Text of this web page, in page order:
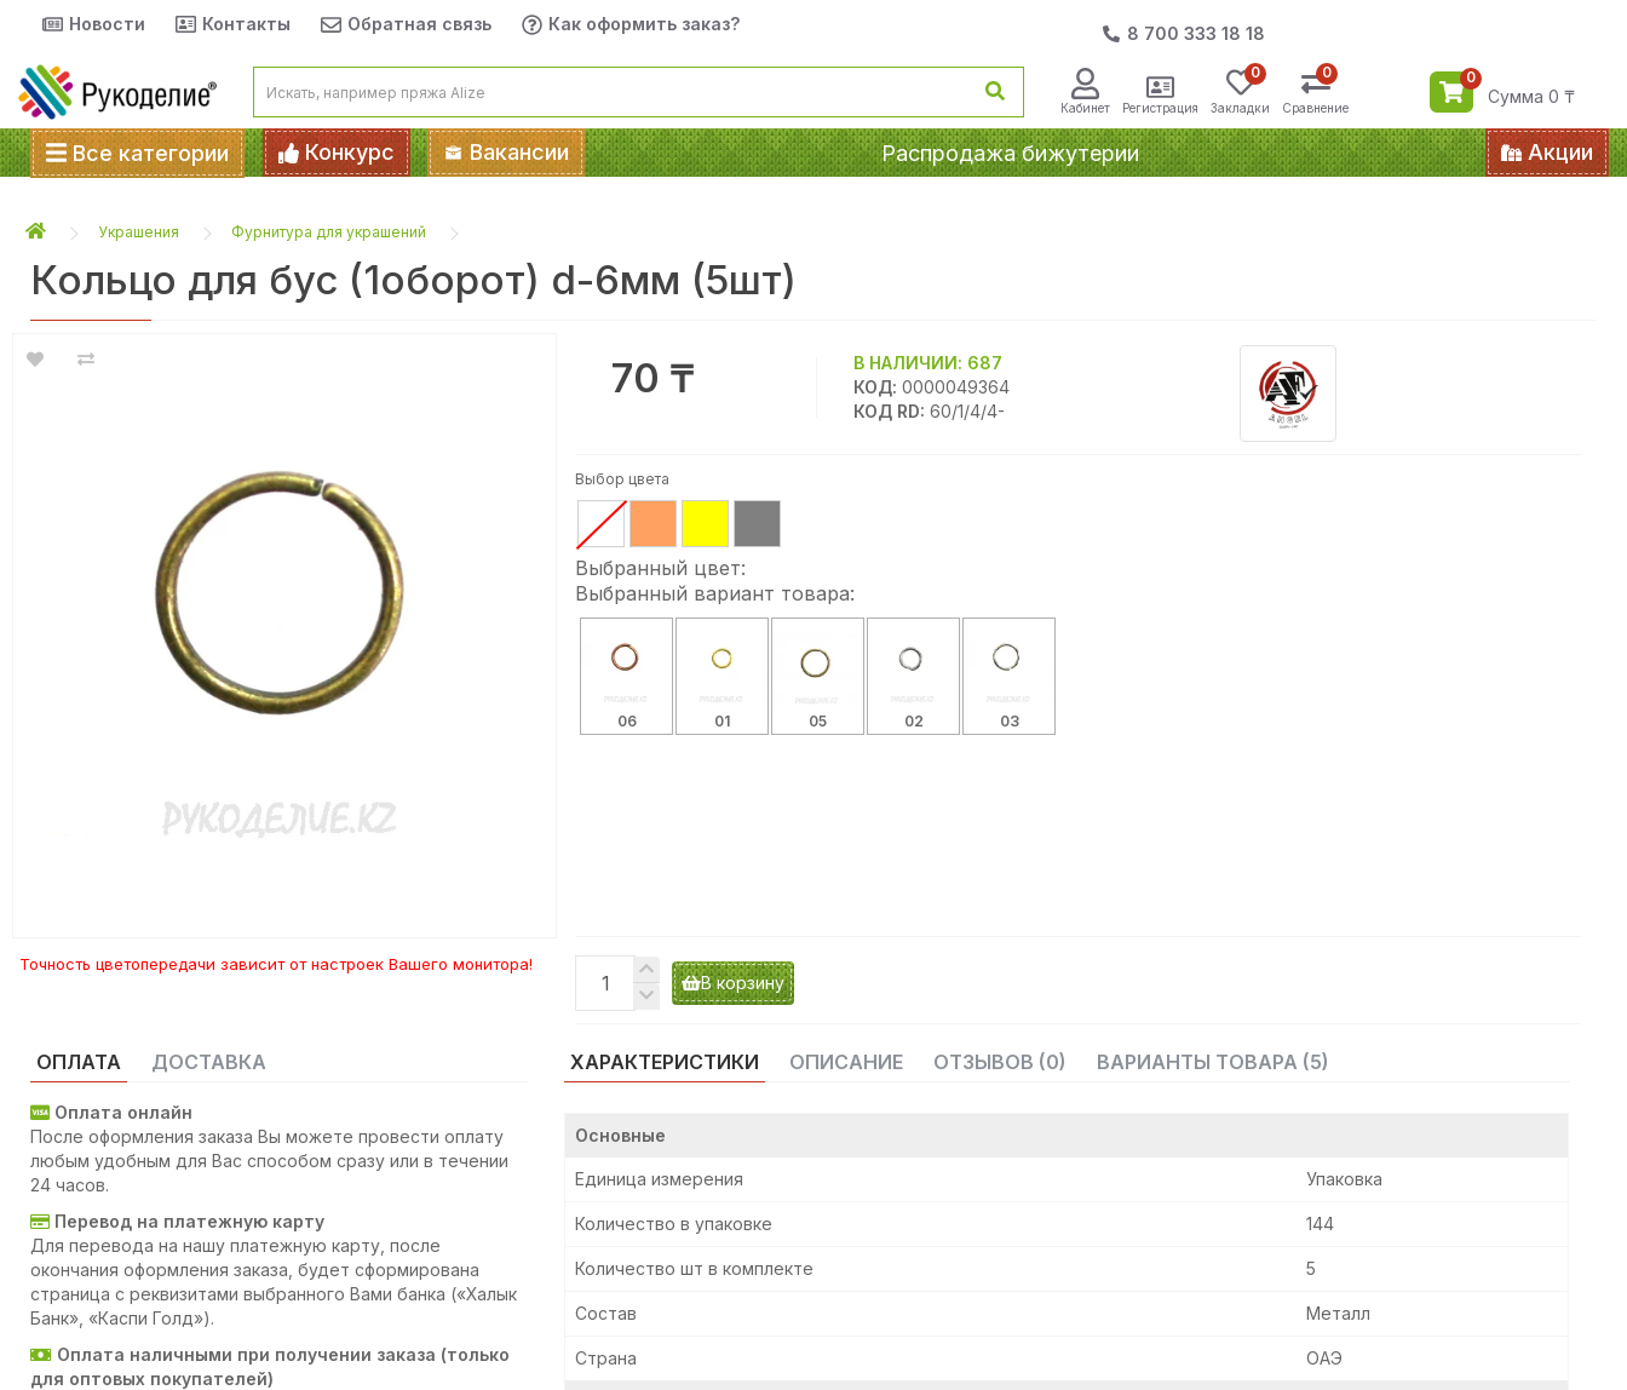
Новости Контакты Обратная связь Как оформить заказ? 8 700 333 18 18
Кабинет Регистрация Закладки
0
Сравнение
0 0
Сумма 0 ₸
Все категории Конкурс Вакансии Распродажа бижутерии Акции
Украшения Фурнитура для украшений
Кольцо для бус (1оборот) d-6мм (5шт)
Точность цветопередачи зависит от настроек Вашего монитора!
ОПЛАТА ДОСТАВКА
Оплата онлайн
После оформления заказа Вы можете провести оплату
любым удобным для Вас способом сразу или в течении
24 часов.
Перевод на платежную карту
Для перевода на нашу платежную карту, после
окончания оформления заказа, будет сформирована
страница с реквизитами выбранного Вами банка («Халык
Банк», «Каспи Голд»).
Оплата наличными при получении заказа (только
для оптовых покупателей)
ХАРАКТЕРИСТИКИ ОПИСАНИЕ ОТЗЫВОВ (0) ВАРИАНТЫ ТОВАРА (5)
Основные
Единица измерения Упаковка
Количество в упаковке 144
Количество шт в комплекте 5
Состав Металл
Страна ОАЭ
70 ₸ В НАЛИЧИИ: 687
КОД: 0000049364
КОД RD: 60/1/4/4-
Выбор цвета
Выбранный цвет:
Выбранный вариант товара:
06 01 05 02 03
В корзину